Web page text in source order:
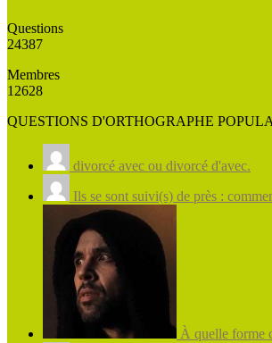
Questions
24387
Membres
12628
QUESTIONS D'ORTHOGRAPHE
divorcé avec ou divorcé d'avec.
Ils se sont suivi(s) de près :
À quelle forme